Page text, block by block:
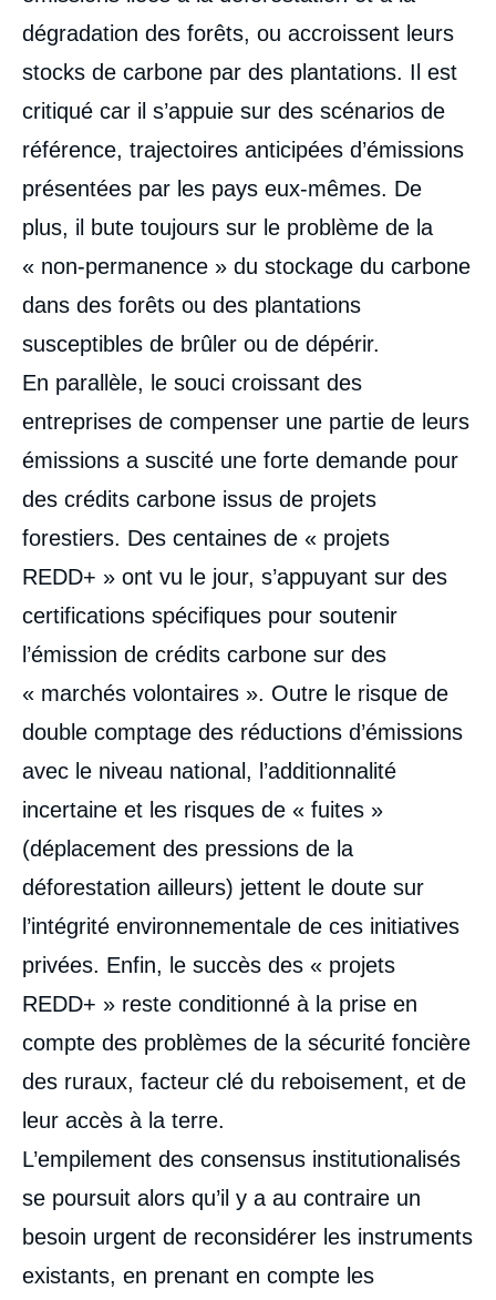
dégradation des forêts, ou accroissent leurs
stocks de carbone par des plantations. Il est
critiqué car il s’appuie sur des scénarios de
référence, trajectoires anticipées d’émissions
présentées par les pays eux-mêmes. De
plus, il bute toujours sur le problème de la
« non-permanence » du stockage du carbone
dans des forêts ou des plantations
susceptibles de brûler ou de dépérir.
En parallèle, le souci croissant des
entreprises de compenser une partie de leurs
émissions a suscité une forte demande pour
des crédits carbone issus de projets
forestiers. Des centaines de « projets
REDD+ » ont vu le jour, s’appuyant sur des
certifications spécifiques pour soutenir
l’émission de crédits carbone sur des
« marchés volontaires ». Outre le risque de
double comptage des réductions d’émissions
avec le niveau national, l’additionnalité
incertaine et les risques de « fuites »
(déplacement des pressions de la
déforestation ailleurs) jettent le doute sur
l’intégrité environnementale de ces initiatives
privées. Enfin, le succès des « projets
REDD+ » reste conditionné à la prise en
compte des problèmes de la sécurité foncière
des ruraux, facteur clé du reboisement, et de
leur accès à la terre.
L’empilement des consensus institutionalisés
se poursuit alors qu’il y a au contraire un
besoin urgent de reconsidérer les instruments
existants, en prenant en compte les